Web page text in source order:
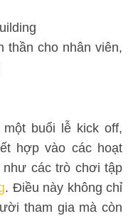
thần cho nhân viên,
buổi lễ kick off,
hợp vào các hoạt
các trò chơi tập
. Điều này không chỉ
tham gia mà còn